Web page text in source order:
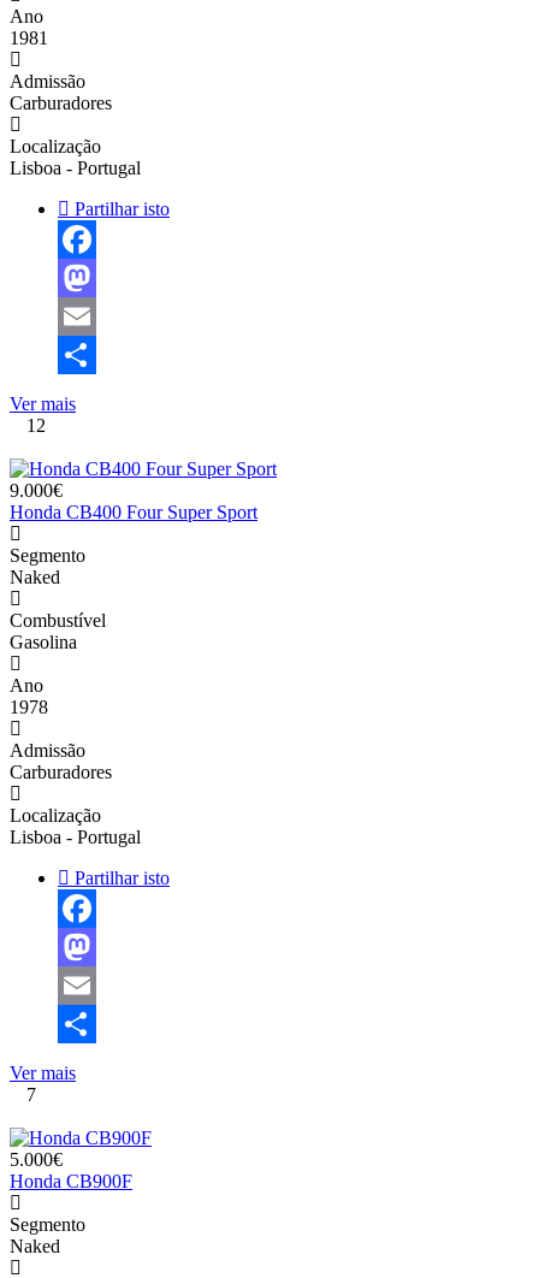
Ano
1981
Admissão
Carburadores
Localização
Lisboa - Portugal
Partilhar isto
Facebook
Mastodon
Email
Share
Ver mais
12
9.000€
Honda CB400 Four Super Sport
Segmento
Naked
Combustível
Gasolina
Ano
1978
Admissão
Carburadores
Localização
Lisboa - Portugal
Partilhar isto
Facebook
Mastodon
Email
Share
Ver mais
7
5.000€
Honda CB900F
Segmento
Naked